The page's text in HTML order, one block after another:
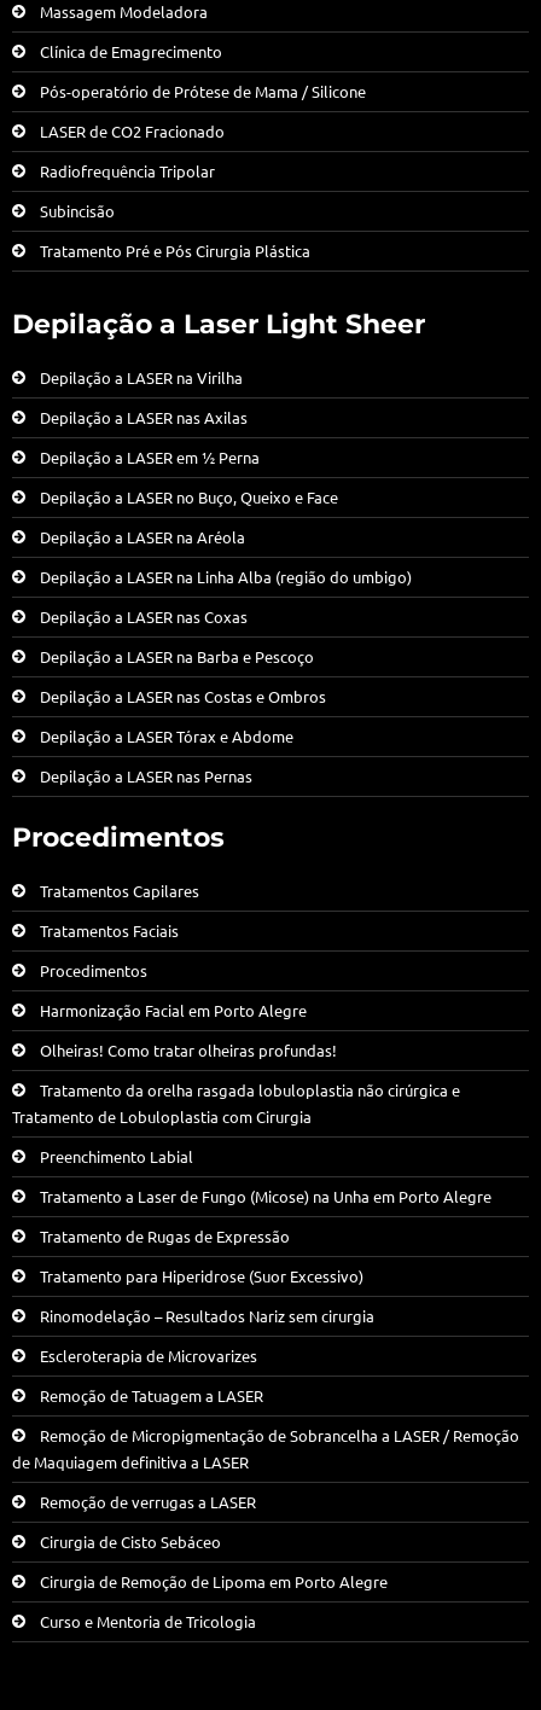
Massagem Modeladora
Clínica de Emagrecimento
Pós-operatório de Prótese de Mama / Silicone
LASER de CO2 Fracionado
Radiofrequência Tripolar
Subincisão
Tratamento Pré e Pós Cirurgia Plástica
Depilação a Laser Light Sheer
Depilação a LASER na Virilha
Depilação a LASER nas Axilas
Depilação a LASER em ½ Perna
Depilação a LASER no Buço, Queixo e Face
Depilação a LASER na Aréola
Depilação a LASER na Linha Alba (região do umbigo)
Depilação a LASER nas Coxas
Depilação a LASER na Barba e Pescoço
Depilação a LASER nas Costas e Ombros
Depilação a LASER Tórax e Abdome
Depilação a LASER nas Pernas
Procedimentos
Tratamentos Capilares
Tratamentos Faciais
Procedimentos
Harmonização Facial em Porto Alegre
Olheiras! Como tratar olheiras profundas!
Tratamento da orelha rasgada lobuloplastia não cirúrgica e
Tratamento de Lobuloplastia com Cirurgia
Preenchimento Labial
Tratamento a Laser de Fungo (Micose) na Unha em Porto Alegre
Tratamento de Rugas de Expressão
Tratamento para Hiperidrose (Suor Excessivo)
Rinomodelação – Resultados Nariz sem cirurgia
Escleroterapia de Microvarizes
Remoção de Tatuagem a LASER
Remoção de Micropigmentação de Sobrancelha a LASER / Remoção
de Maquiagem definitiva a LASER
Remoção de verrugas a LASER
Cirurgia de Cisto Sebáceo
Cirurgia de Remoção de Lipoma em Porto Alegre
Curso e Mentoria de Tricologia